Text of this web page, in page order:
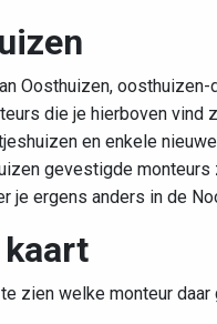
Oosthuizen,
die je hierboven
en enkele
gevestigde
je ergens anders in de
zien welke monteur